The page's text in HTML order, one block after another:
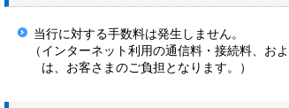
当行に対する手数料は発生しません。
（インターネット利用の通信料・接続料、
は、お客さまのご負担となります。）